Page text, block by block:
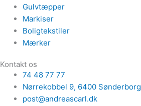
Gulvtæpper
Markiser
Boligtekstiler
Mærker
Kontakt os
74 48 77 77
Nørrekobbel 9, ​6400 Sønderborg
post@andreascarl.dk